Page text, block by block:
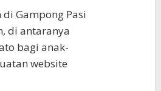
Gampong Pasi
di antaranya
bagi anak-
website